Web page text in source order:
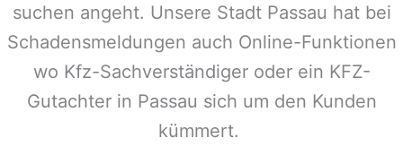
suchen angeht. Unsere Stadt Passau hat bei
Schadensmeldungen auch Online-Funktionen
wo Kfz-Sachverständiger oder ein KFZ-
Gutachter in Passau sich um den Kunden
kümmert.